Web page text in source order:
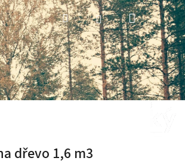
HledatPřihlášeníNákupní
košík
dřevo 1,6 m3